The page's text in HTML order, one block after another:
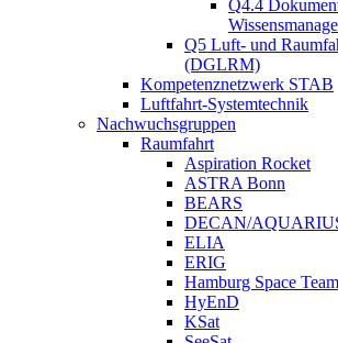
Q4.4
Q5 Luft- und
(DGLRM)
Kompetenznetzwerk STAB
Luftfahrt-Systemtechnik
Nachwuchsgruppen
Raumfahrt
Aspiration Rocket
ASTRA Bonn
BEARS
DECAN/
ELIA
ERIG
Hamburg Space Team
HyEnD
KSat